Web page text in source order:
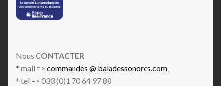
Nous CONTACTER
* mail => commandes @ baladessonores.com
* tel => 033 (0)1 70 64 97 88